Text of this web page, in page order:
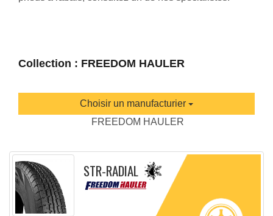
Collection : FREEDOM HAULER
Choisir un manufacturier
FREEDOM HAULER
STR-RADIAL